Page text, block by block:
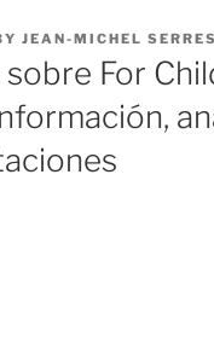
JEAN-MICHEL SERRES
For